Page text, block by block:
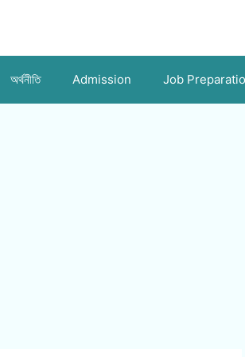
অর্থনীতি Admission Job